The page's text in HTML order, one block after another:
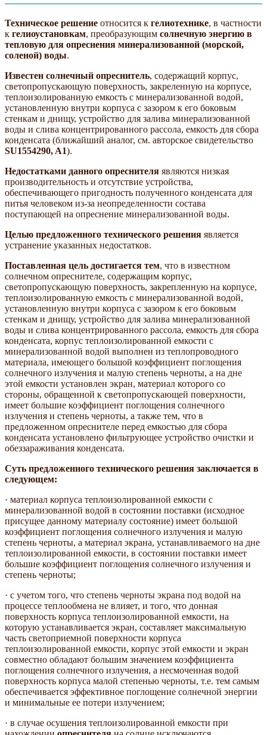
Техническое решение относится к гелиотехнике, в частности
к гелиоустановкам, преобразующим солнечную энергию в
тепловую для опреснения минерализованной (морской,
соленой) воды.
Известен солнечный опреснитель, содержащий корпус,
светопропускающую поверхность, закреленную на корпусе,
теплоизолированную емкость с минерализованной водой,
установленную внутри корпуса с зазором к его боковым
стенкам и днищу, устройство для залива минерализованной
воды и слива концентрированного рассола, емкость для сбора
конденсата (ближайший аналог, см. авторское свидетельство
SU1554290, A1).
Недостатками данного опреснителя являются низкая
производительность и отсутствие устройства,
обеспечивающего пригодность полученного конденсата для
питья человеком из-за неопределенности состава
поступающей на опреснение минерализованной воды.
Целью предложенного технического решения является
устранение указанных недостатков.
Поставленная цель достигается тем, что в известном
солнечном опреснителе, содержащим корпус,
светопропускающую поверхность, закрепленную на корпусе,
теплоизолированную емкость с минерализованной водой,
установленную внутри корпуса с зазором к его боковым
стенкам и днищу, устройство для залива минерализованной
воды и слива концентрированного рассола, емкость для сбора
конденсата, корпус теплоизолированной емкости с
минерализованной водой выполнен из теплопроводного
материала, имеющего большой коэффициент поглощения
солнечного излучения и малую степень черноты, а на дне
этой емкости установлен экран, материал которого со
стороны, обращенной к светопропускающей поверхности,
имеет большие коэффициент поглощения солнечного
излучения и степень черноты, а также тем, что в
предложенном опреснителе перед емкостью для сбора
конденсата установлено фильтрующее устройство очистки и
обеззараживания конденсата.
Суть предложенного технического решения заключается в
следующем:
· материал корпуса теплоизолированной емкости с
минерализованной водой в состоянии поставки (исходное
присущее данному материалу состояние) имеет большой
коэффициент поглощения солнечного излучения и малую
степень черноты, а материал экрана, устанавливаемого на дне
теплоизолированной емкости, в состоянии поставки имеет
большие коэффициент поглощения солнечного излучения и
степень черноты;
· с учетом того, что степень черноты экрана под водой на
процессе теплообмена не влияет, и того, что донная
поверхность корпуса теплоизолированной емкости, на
которую устанавливается экран, составляет максимальную
часть светоприемной поверхности корпуса
теплоизолированной емкости, корпус этой емкости и экран
совместно обладают большим значением коэффициента
поглощения солнечного излучения, а несмоченная водой
поверхность корпуса малой степенью черноты, т.е. тем самым
обеспечивается эффективное поглощение солнечной энергии
и минимальные ее потери излучением;
· в случае осушения теплоизолированной емкости при